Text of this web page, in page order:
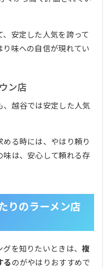
安定した人気を誇って
味への自信が現れてい
ン店
越谷では安定した人気
める時には、やはり頼り
味は、安心して頼れる存
りのラーメン店
を知りたいときは、複
るのがやはりおすすめで